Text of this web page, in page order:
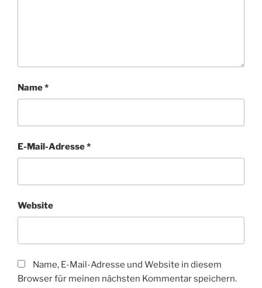
Name*
E-Mail-Adresse*
Website
Name, E-Mail-Adresse und Website in diesem
Browser für meinen nächsten Kommentar speichern.